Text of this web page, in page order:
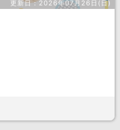
更新日：2026年07月26日(日)